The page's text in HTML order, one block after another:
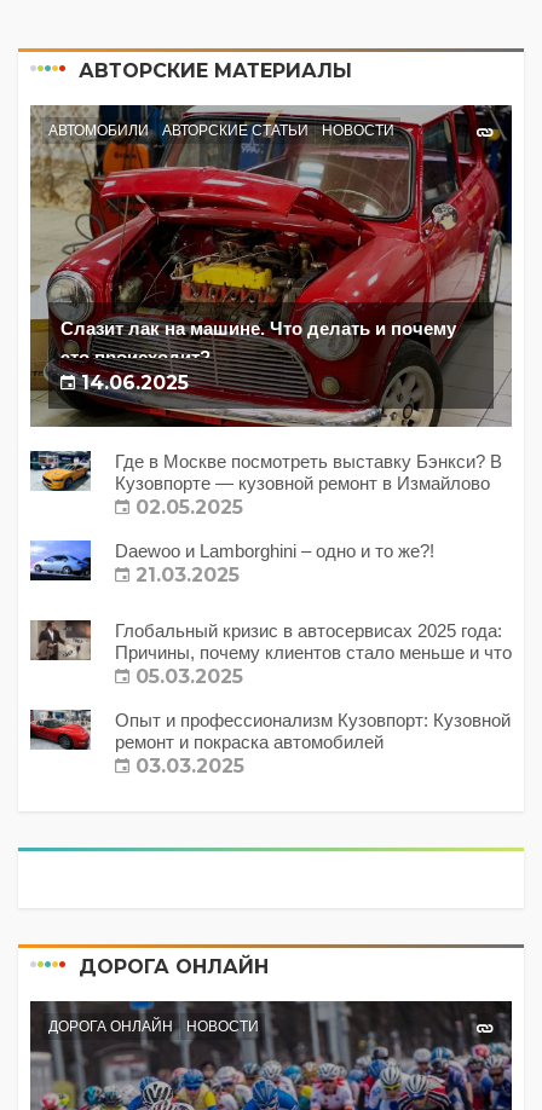
АВТОРСКИЕ МАТЕРИАЛЫ
АВТОМОБИЛИ АВТОРСКИЕ СТАТЬИ НОВОСТИ
Слазит лак на машине. Что делать и почему
это происходит?
14.06.2025
Где в Москве посмотреть выставку Бэнкси? В
Кузовпорте — кузовной ремонт в Измайлово
02.05.2025
Daewoo и Lamborghini – одно и то же?!
21.03.2025
Глобальный кризис в автосервисах 2025 года:
Причины, почему клиентов стало меньше и что
с этим делать?
05.03.2025
Опыт и профессионализм Кузовпорт: Кузовной
ремонт и покраска автомобилей
03.03.2025
ДОРОГА ОНЛАЙН
ДОРОГА ОНЛАЙН НОВОСТИ